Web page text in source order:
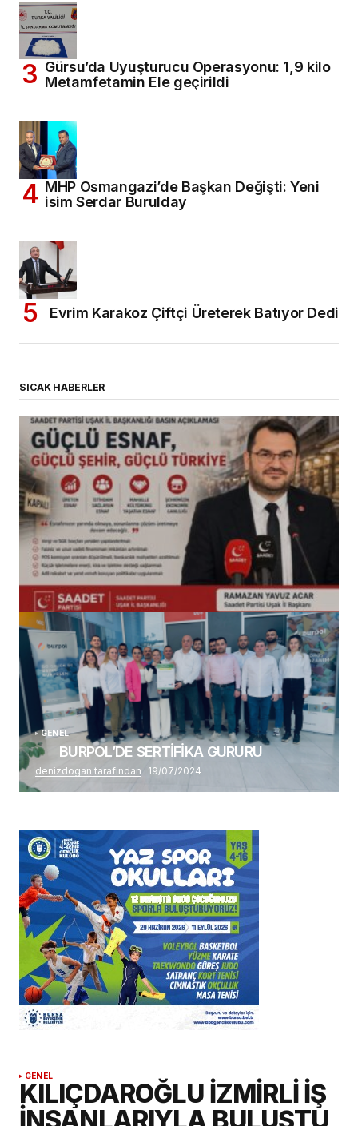
Gürsu’da Uyuşturucu Operasyonu: 1,9 kilo
Metamfetamin Ele geçirildi
MHP Osmangazi’de Başkan Değişti: Yeni
isim Serdar Burulday
Evrim Karakoz Çiftçi Üreterek Batıyor Dedi
SICAK HABERLER
(başlıksız)
Alaattin Karahan tarafından 14/07/2026
GENEL
BURPOL’DE SERTİFİKA GURURU
denizdogan tarafından 19/07/2024
GENEL
KILIÇDAROĞLU İZMİRLİ İŞ
İNSANLARIYLA BULUŞTU